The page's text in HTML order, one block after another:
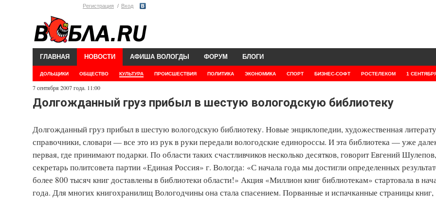
Регистрация Вход
ГЛАВНАЯ НОВОСТИ
ДОЛЬЩИКИ ОБЩЕСТВО КУЛЬТУРА ПРОИСШЕСТВИЯ ПОЛИТИКА ЭКОНОМИКА СПОРТ БИЗНЕС-СОФТ РОСТЕЛЕКОМ 1
АФИША ВОЛОГДЫ ФОРУМ БЛОГИ
7 сентября 2007 года. 11:00
Долгожданный груз прибыл в шестую вологодскую библиотеку
Долгожданный груз прибыл в шестую вологодскую библиотеку. Новые энциклопедии, художественная
справочники, словари — все это из рук в руки передали вологодские единороссы. И эта библиотека — уже
первая, где принимают подарки. По области таких счастливчиков несколько десятков, говорит Евгений Шулепов,
секретарь политсовета партии «Единая Россия» г. Вологда: «С начала года мы достигли определенных
более 800 тысяч книг доставлены в библиотеки области!» Акция «Миллион книг библиотекам» стартовала в
года. Для многих книгохранилищ Вологодчины она стала спасением. Порванные и испачканные страницы книг,